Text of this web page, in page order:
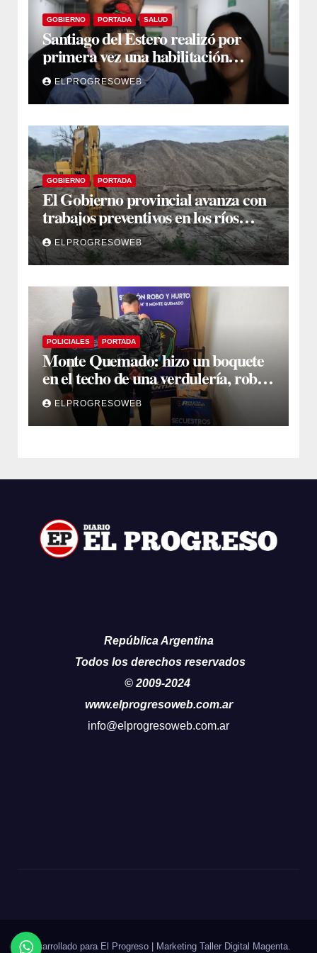
GOBIERNO PORTADA SALUD
Santiago del Estero realizó por
primera vez una habilitación
auditiva con vincha de conducción
óseaELPROGRESOWEB
GOBIERNO PORTADA
El Gobierno provincial avanza con
trabajos preventivos en los ríos
Dulce y Salado y en los Bajos
Submeridionales
ELPROGRESOWEB
POLICIALES PORTADA
Monte Quemado: hizo un boquete
en el techo de una verdulería, robó
$800.000 y cayó tras ser filmado
ELPROGRESOWEB
República Argentina
Todos los derechos reservados
© 2009-2024
www.elprogresoweb.com.ar
info@elprogresoweb.com.ar
Desarrollado para El Progreso Marketing Taller Digital Magenta.